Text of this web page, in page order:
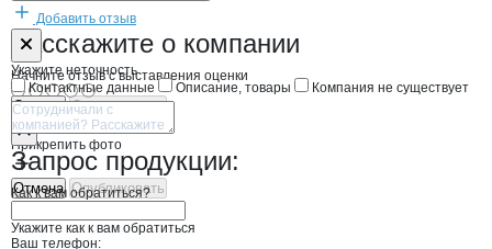
Добавить отзыв
Расскажите о компании
Начните отзыв с выставления оценки
Прикрепить фото
Отмена Опубликовать
Форма обратной связи о неточностях
Укажите неточность
Контактные данные
Описание, товары Компания не существует
Отмена Опубликовать
Запрос продукции:
Как к вам обратиться?
Укажите как к вам обратиться
Ваш телефон: